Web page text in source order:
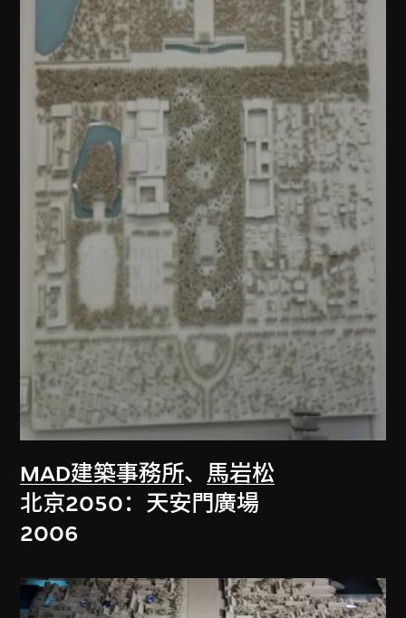
MAD建築事務所、 馬岩松
北京2050：天安門廣場
2006